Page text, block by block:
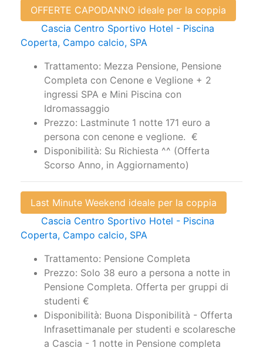
OFFERTE CAPODANNO ideale per la coppia
Cascia Centro Sportivo Hotel - Piscina
Coperta, Campo calcio, SPA
Trattamento: Mezza Pensione, Pensione
Completa con Cenone e Veglione + 2
ingressi SPA e Mini Piscina con
Idromassaggio
Prezzo: Lastminute 1 notte 171 euro a
persona con cenone e veglione. €
Disponibilità: Su Richiesta ^^ (Offerta
Scorso Anno, in Aggiornamento)
Last Minute Weekend ideale per la coppia
Cascia Centro Sportivo Hotel - Piscina
Coperta, Campo calcio, SPA
Trattamento: Pensione Completa
Prezzo: Solo 38 euro a persona a notte in
Pensione Completa. Offerta per gruppi di
studenti €
Disponibilità: Buona Disponibilità - Offerta
Infrasettimanale per studenti e scolaresche
a Cascia - 1 notte in Pensione completa